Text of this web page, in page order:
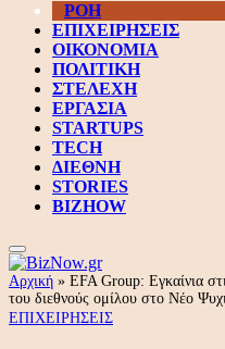
ΡΟΗ
ΕΠΙΧΕΙΡΗΣΕΙΣ
ΟΙΚΟΝΟΜΙΑ
ΠΟΛΙΤΙΚΗ
ΣΤΕΛΕΧΗ
ΕΡΓΑΣΙΑ
STARTUPS
TECH
ΔΙΕΘΝΗ
STORIES
BIZHOW
Αρχική » EFA Group: Εγκαίνια
του διεθνούς ομίλου στο Νέο
ΕΠΙΧΕΙΡΗΣΕΙΣ